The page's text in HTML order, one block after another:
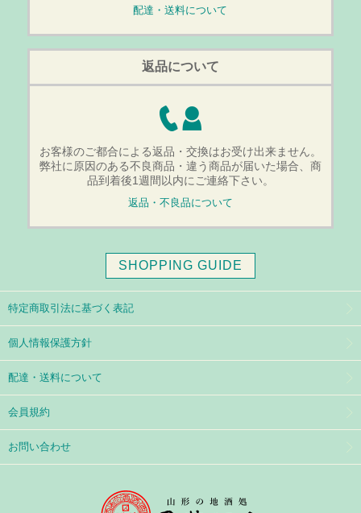
配達・送料について
返品について
お客様のご都合による返品・交換はお受け出来ません。
弊社に原因のある不良商品・違う商品が届いた場合、商
品到着後1週間以内にご連絡下さい。
返品・不良品について
SHOPPING GUIDE
特定商取引法に基づく表記
個人情報保護方針
配達・送料について
会員規約
お問い合わせ